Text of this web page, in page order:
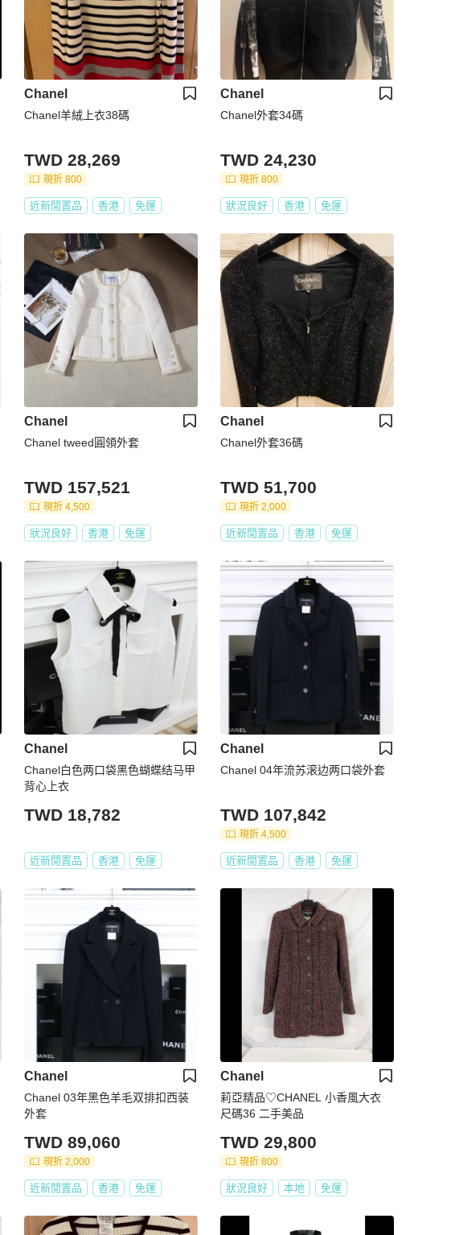
Chanel
Chanel羊絨上衣38碼
TWD 28,269
現折 800
近新閒置品 香港 免運
Chanel
Chanel外套34碼
TWD 24,230
現折 800
狀況良好 香港 免運
Chanel
Chanel tweed圓領外套
TWD 157,521
現折 4,500
狀況良好 香港 免運
Chanel
Chanel外套36碼
TWD 51,700
現折 2,000
近新閒置品 香港 免運
Chanel
Chanel白色两口袋黑色蝴蝶结马甲
背心上衣
TWD 18,782
近新閒置品 香港 免運
Chanel
Chanel 04年流苏滚边两口袋外套
TWD 107,842
現折 4,500
近新閒置品 香港 免運
Chanel
Chanel 03年黑色羊毛双排扣西装
外套
TWD 89,060
現折 2,000
近新閒置品 香港 免運
Chanel
莉亞精品♡CHANEL 小香風大衣
尺碼36 二手美品
TWD 29,800
現折 800
狀況良好 本地 免運